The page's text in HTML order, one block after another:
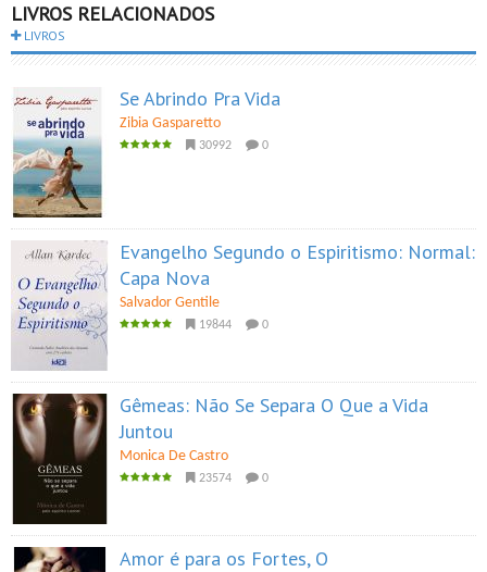
LIVROS RELACIONADOS
LIVROS
Se Abrindo Pra Vida
Zibia Gasparetto
30992 0
Evangelho Segundo o Espiritismo: Normal:
Capa Nova
Salvador Gentile
19844 0
Gêmeas: Não Se Separa O Que a Vida
Juntou
Monica De Castro
23574 0
Amor é para os Fortes, O